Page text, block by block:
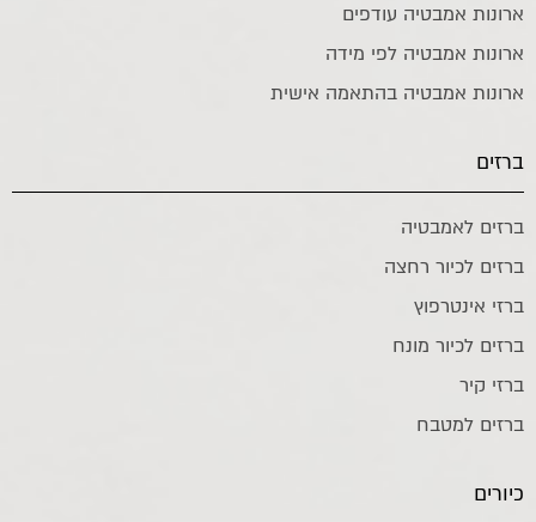
ארונות אמבטיה עודפים
ארונות אמבטיה לפי מידה
ארונות אמבטיה בהתאמה אישית
ברזים
ברזים לאמבטיה
ברזים לכיור רחצה
ברזי אינטרפוץ
ברזים לכיור מונח
ברזי קיר
ברזים למטבח
כיורים